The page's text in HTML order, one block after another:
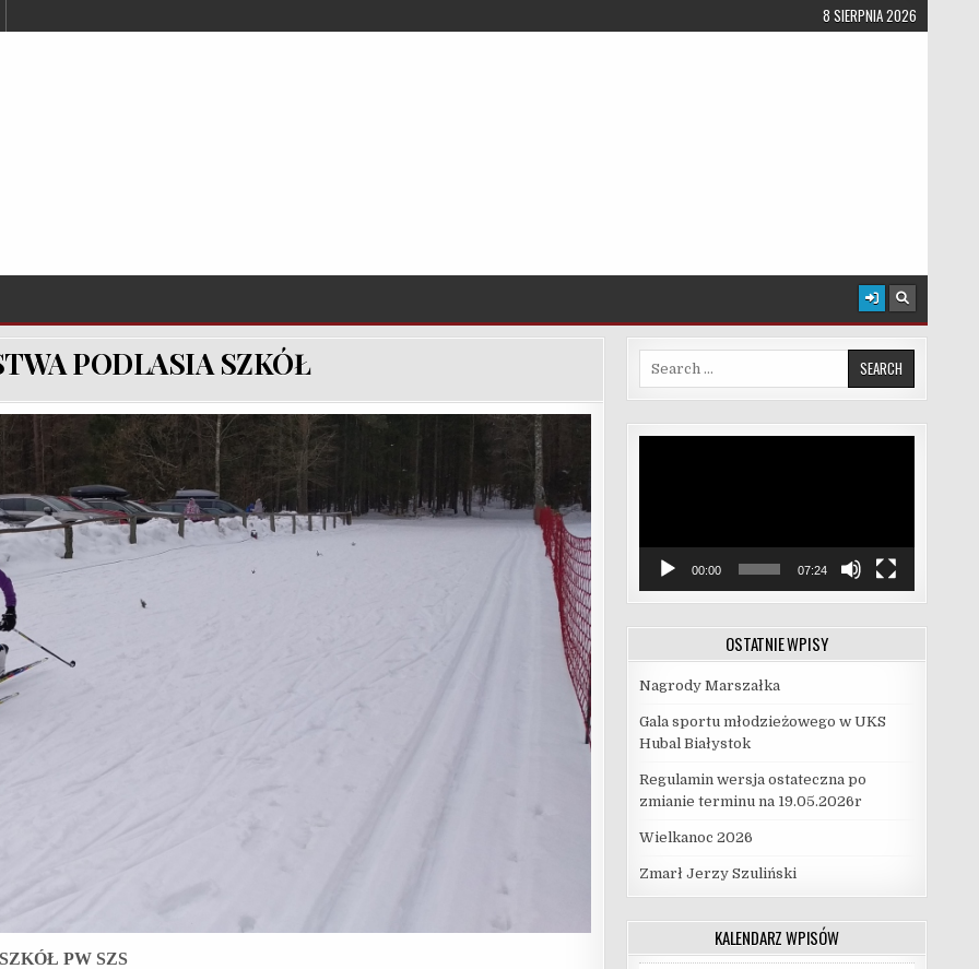
8 SIERPNIA 2026
PODLASIA SZKÓŁ
PW SZS
Search for:
00:00 07:24
OSTATNIE WPISY
Nagrody Marszałka
Gala sportu młodzieżowego w UKS
Hubal Białystok
Regulamin wersja ostateczna po
zmianie terminu na 19.05.2026r
Wielkanoc 2026
Zmarł Jerzy Szuliński
KALENDARZ WPISÓW